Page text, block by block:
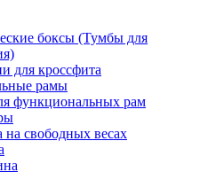
боксы (Тумбы для
для кроссфита
рамы
функциональных рам
на свободных весах